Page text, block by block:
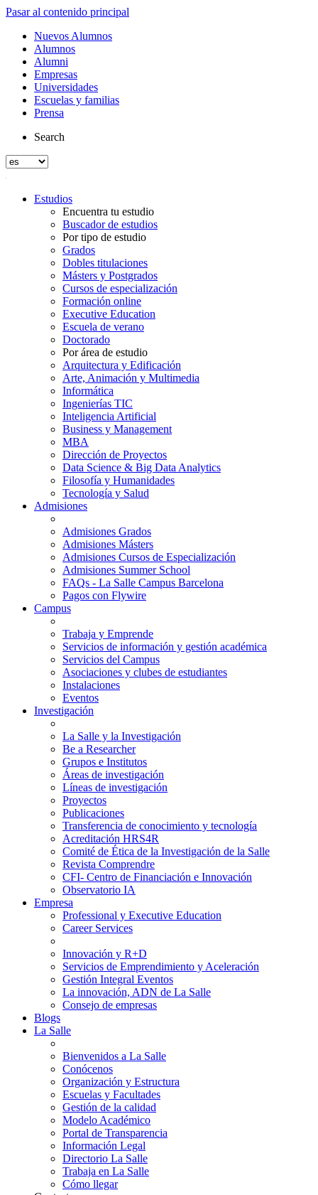
Pasar al contenido principal
Nuevos Alumnos
Alumnos
Alumni
Empresas
Universidades
Escuelas y familias
Prensa
Search
Estudios
Encuentra tu estudio
Buscador de estudios
Por tipo de estudio
Grados
Dobles titulaciones
Másters y Postgrados
Cursos de especialización
Formación online
Executive Education
Escuela de verano
Doctorado
Por área de estudio
Arquitectura y Edificación
Arte, Animación y Multimedia
Informática
Ingenierías TIC
Inteligencia Artificial
Business y Management
MBA
Dirección de Proyectos
Data Science & Big Data Analytics
Filosofía y Humanidades
Tecnología y Salud
Admisiones
Admisiones Grados
Admisiones Másters
Admisiones Cursos de Especialización
Admisiones Summer School
FAQs - La Salle Campus Barcelona
Pagos con Flywire
Campus
Trabaja y Emprende
Servicios de información y gestión académica
Servicios del Campus
Asociaciones y clubes de estudiantes
Instalaciones
Eventos
Investigación
La Salle y la Investigación
Be a Researcher
Grupos e Institutos
Áreas de investigación
Líneas de investigación
Proyectos
Publicaciones
Transferencia de conocimiento y tecnología
Acreditación HRS4R
Comité de Ética de la Investigación de la Salle
Revista Comprendre
CFI- Centro de Financiación e Innovación
Observatorio IA
Empresa
Professional y Executive Education
Career Services
Innovación y R+D
Servicios de Emprendimiento y Aceleración
Gestión Integral Eventos
La innovación, ADN de La Salle
Consejo de empresas
Blogs
La Salle
Bienvenidos a La Salle
Conócenos
Organización y Estructura
Escuelas y Facultades
Gestión de la calidad
Modelo Académico
Portal de Transparencia
Información Legal
Directorio La Salle
Trabaja en La Salle
Cómo llegar